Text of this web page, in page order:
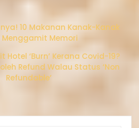
10 Makanan Kanak-Kanak
Menggamit Memori
Hotel ‘Burn’ Kerana Covid-19?
Refund Walau Status ‘Non
Refundable’